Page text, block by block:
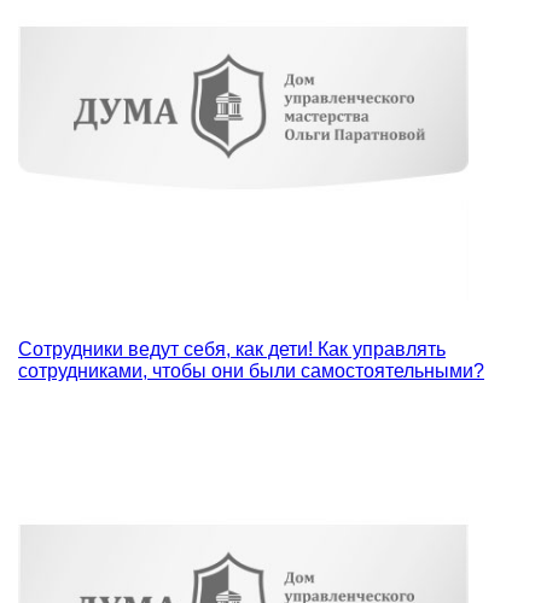
Сотрудники ведут себя, как дети! Как управлять
сотрудниками, чтобы они были самостоятельными?